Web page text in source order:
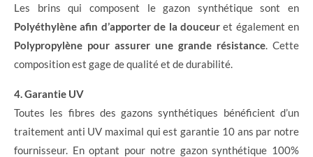
Les brins qui composent le gazon synthétique sont en
Polyéthylène afin d’apporter de la douceuret également en
Polypropylène pour assurer une grande résistance . Cette
composition est gage de qualité et de durabilité.
4. Garantie UV
Toutes les fibres des gazons synthétiques bénéficient d’un
traitement anti UV maximal qui est garantie 10 ans par notre
fournisseur. En optant pour notre gazon synthétique 100%